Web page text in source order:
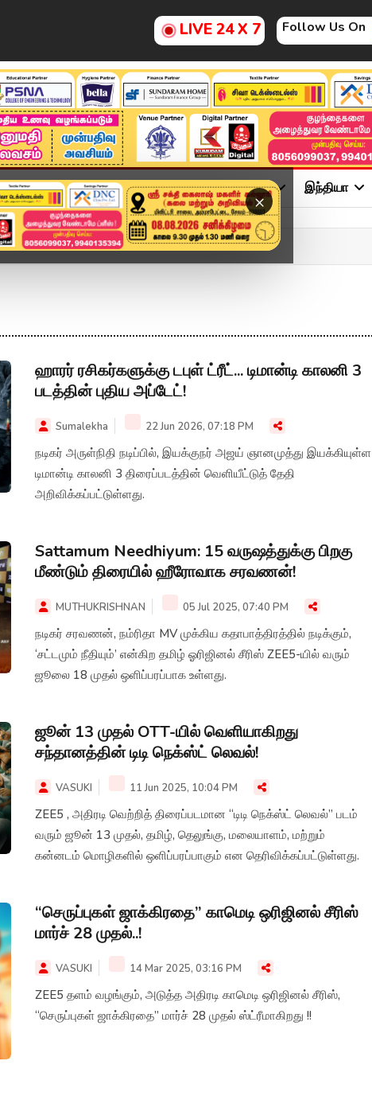
LIVE 24 X 7 Follow Us On
×
தமிழ்நாடு சினிமா அரசியல் விளையாட்டு இந்தியா
ஹாரர் ரசிகர்களுக்கு டபுள் ட்ரீட்... டிமான்டி காலனி 3
படத்தின் புதிய அப்டேட்!
Sumalekha 22 Jun 2026, 07:18 PM
நடிகர் அருள்நிதி நடிப்பில், இயக்குநர் அஜய் ஞானமுத்து இயக்கியுள்ள
டிமான்டி காலனி 3 திரைப்படத்தின் வெளியீட்டுத் தேதி
அறிவிக்கப்பட்டுள்ளது.
Sattamum Needhiyum: 15 வருஷத்துக்கு பிறகு
மீண்டும் திரையில் ஹீரோவாக சரவணன்!
MUTHUKRISHNAN 05 Jul 2025, 07:40 PM
நடிகர் சரவணன், நம்ரிதா MV முக்கிய கதாபாத்திரத்தில் நடிக்கும்,
‘சட்டமும் நீதியும்’ என்கிற தமிழ் ஓரிஜினல் சீரிஸ் ZEE5-யில் வரும்
ஜூலை 18 முதல் ஒளிப்பரப்பாக உள்ளது.
ஜூன் 13 முதல் OTT-யில் வெளியாகிறது
சந்தானத்தின் டிடி நெக்ஸ்ட் லெவல்!
VASUKI 11 Jun 2025, 10:04 PM
ZEE5 , அதிரடி வெற்றித் திரைப்படமான “டிடி நெக்ஸ்ட் லெவல்” படம்
வரும் ஜூன் 13 முதல், தமிழ், தெலுங்கு, மலையாளம், மற்றும்
கன்னடம் மொழிகளில் ஒளிப்பரப்பாகும் என தெரிவிக்கப்பட்டுள்ளது.
“செருப்புகள் ஜாக்கிரதை” காமெடி ஒரிஜினல் சீரிஸ்
மார்ச் 28 முதல்..!
VASUKI 14 Mar 2025, 03:16 PM
ZEE5 தளம் வழங்கும், அடுத்த அதிரடி காமெடி ஒரிஜினல் சீரிஸ்,
“செருப்புகள் ஜாக்கிரதை” மார்ச் 28 முதல் ஸ்ட்ரீமாகிறது !!